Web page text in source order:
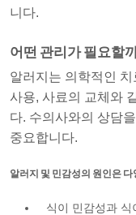
니다.
어떤 관리가 필요할
알러지는 의학적인
사용, 사료의 교체와
다. 수의사와의 상담
중요합니다.
알러지 및 민감성의 원인은
식이 민감성과